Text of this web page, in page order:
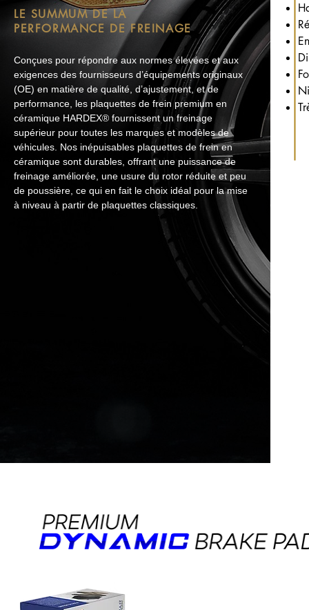
LE SUMMUM DE LA
PERFORMANCE DE FREINAGE
Conçues pour répondre aux normes élevées et aux
exigences des fournisseurs d’équipements originaux
(OE) en matière de qualité, d’ajustement, et de
performance, les plaquettes de frein premium en
céramique HARDEX® fournissent un freinage
supérieur pour toutes les marques et modèles de
véhicules. Nos inépuisables plaquettes de frein en
céramique sont durables, offrant une puissance de
freinage améliorée, une usure du rotor réduite et peu
de poussière, ce qui en fait le choix idéal pour la mise
à niveau à partir de plaquettes classiques.